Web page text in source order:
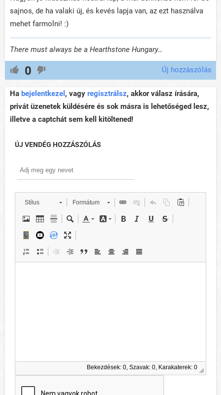
sajnos, de ha valaki új, és kevés lapja van, az ezt használva
mehet farmolni! :)
There must always be a Hearthstone Hungary…
0 Új hozzászólás
Ha bejelentkezel , vagy regisztrálsz, akkor válasz írására,
privát üzenetek küldésére és sok másra is lehetőséged lesz,
illetve a captchát sem kell kitöltened!
ÚJ VENDÉG HOZZÁSZÓLÁS
Stílus Formátum
Bekezdések: 0, Szavak: 0, Karakaterek: 0